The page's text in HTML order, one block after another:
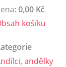
0,00 Kč
košíku
andělky